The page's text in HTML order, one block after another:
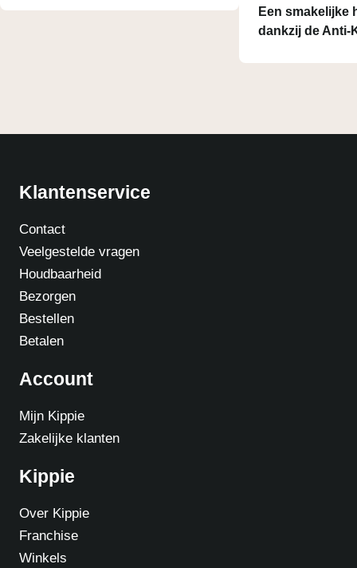
Een smakelijke
dankzij de Anti-
Klantenservice
Contact
Veelgestelde vragen
Houdbaarheid
Bezorgen
Bestellen
Betalen
Account
Mijn Kippie
Zakelijke klanten
Kippie
Over Kippie
Franchise
Winkels